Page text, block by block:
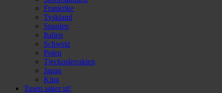
Frankrike
Tyskland
Spanien
Italien
Schweiz
Polen
Tjeckoslovakien
Japan
Kina
Tusen saker ut!